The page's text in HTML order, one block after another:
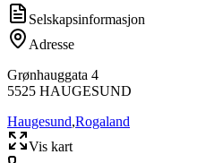
Selskapsinformasjon
Adresse
Grønhauggata 4
5525 HAUGESUND
Haugesund,Rogaland
Vis kart